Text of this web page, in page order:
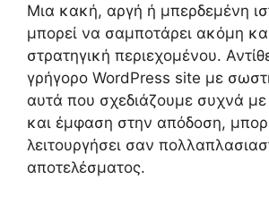
Μια κακή, αργή ή μπερδεμένη
μπορεί να σαμποτάρει ακόμη
στρατηγική περιεχομένου.
γρήγορο WordPress site με
αυτά που σχεδιάζουμε συχνά
και έμφαση στην απόδοση,
λειτουργήσει σαν
αποτελέσματος.